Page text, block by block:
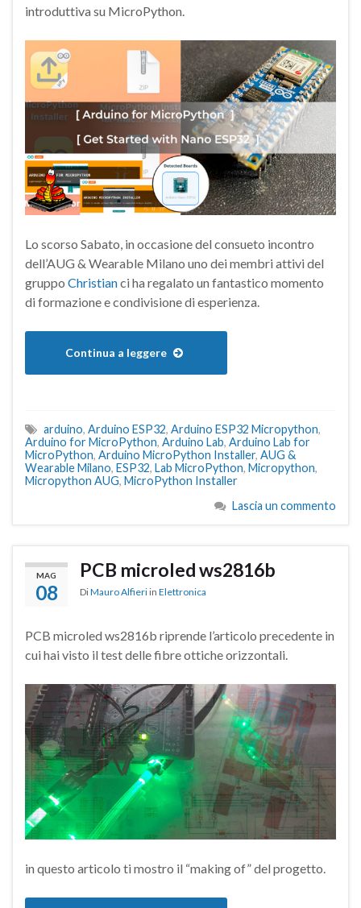
introduttiva su MicroPython.
Lo scorso Sabato, in occasione del consueto incontro
dell’AUG & Wearable Milano uno dei membri attivi del
gruppo Christianci ha regalato un fantastico momento
di formazione e condivisione di esperienza.
Continua a leggere
arduino, Arduino ESP32, Arduino ESP32 Micropython,
Arduino for MicroPython, Arduino Lab, Arduino Lab for
MicroPython, Arduino MicroPython Installer, AUG &
Wearable Milano, ESP32, Lab MicroPython, Micropython,
Micropython AUG, MicroPython Installer
Lascia un commento
MAG
08
PCB microled ws2816b
DiMauro Alfieri in Elettronica
PCB microled ws2816b riprende l’articolo precedente in
cui hai visto il test delle fibre ottiche orizzontali.
in questo articolo ti mostro il “making of” del progetto.